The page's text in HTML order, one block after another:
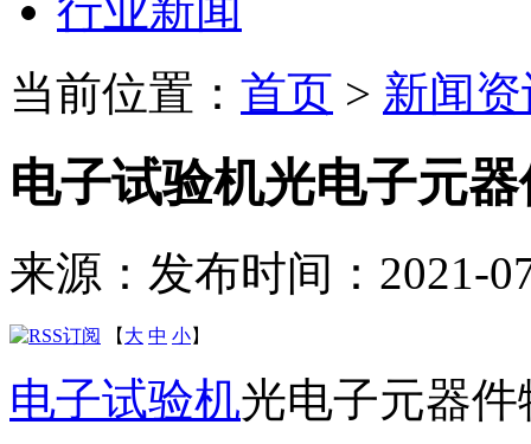
当前位置： 首页 > 新闻
电子试验机光电子元
来源： 发布时间：2021-
【 大 中 小】
电子试验机光电子元器